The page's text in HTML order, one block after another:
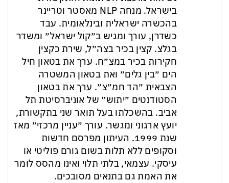
בישראל. מנחה NLP מאסטר וטריינר
בהכשרה ישראלית ובינלאומית. עבד
כשדרן, עורך ומגיש ב״קול ישראל״ ומשדר
בגלצ. קצין בכיר בצה״ל, שירת כקצין
חקירות בכיר במצ״ח. ערך את בטאון חיל
הים ״בין גלים״ ואת בטאון המשטרה
הצבאית ״הד חמ״צ״. ערך את בטאון
הסטודנטים ״יתוש״ של אוניברסיטת תל
אביב. בהשכלתו בעל תואר שני בתקשורת,
יועץ ארגוני ומגשר. עורך ״עניין מרכזי״ מאז
שנת 1999. העיתון מפרסם חדשות
וסקופים ללא תלות בשום גורם פוליטי או
עיסקי. עצמאי, בלתי תלוי ואינו מהסס לומר
את האמת גם בתנאים מסובכים.